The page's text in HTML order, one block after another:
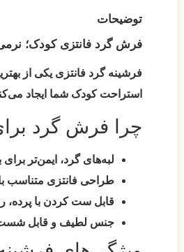
توضیحات
فرش گرد فانتزی کودک؛
فرشینه گرد فانتزی یکی از
استراحت کودک شما ایجاد
چرا فرش گرد
لبه‌های گرد، ایمن‌تر
طراحی فانتزی متناسب با
قابل ست کردن با پرده،
جنس لطیف و قابل